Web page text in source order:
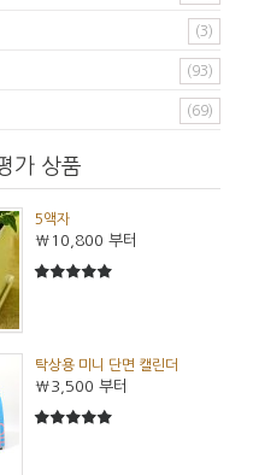
(3)
(93)
(69)
가 상품
5액자
₩10,800 부터
탁상용 미니 단면 캘린더
₩3,500 부터